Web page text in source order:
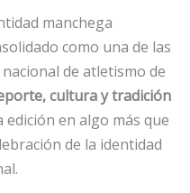
manchega
como una de las
de atletismo de
cultura y tradición
edición en algo más que
de la identidad